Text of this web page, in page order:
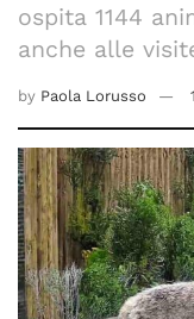
ospita 1144
anche alle
by Paola Lorusso